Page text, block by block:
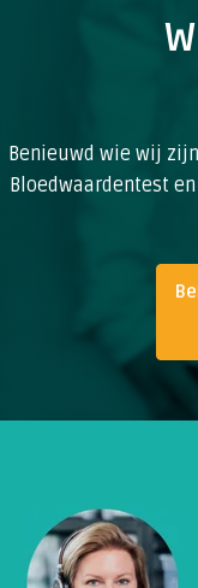
Benieuwd wie wij
Bloedwaardentest